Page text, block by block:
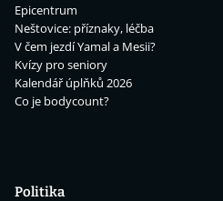
Epicentrum
Neštovice: příznaky, léčba
V čem jezdí Yamal a Mesii?
Kvízy pro seniory
Kalendář úplňků 2026
Co je bodycount?
Politika